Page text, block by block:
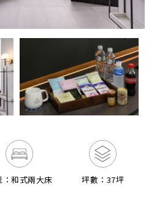
：和式兩大床 坪數：37坪